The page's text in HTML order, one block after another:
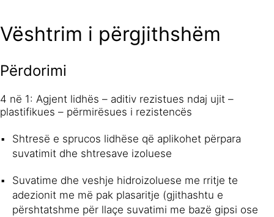
Vështrim i përgjithshëm
Përdorimi
4 në 1: Agjent lidhës – aditiv rezistues ndaj ujit –
plastifikues – përmirësues i rezistencës
Shtresë e sprucos lidhëse që aplikohet përpara
suvatimit dhe shtresave izoluese
Suvatime dhe veshje hidroizoluese me rritje te
adezionit me më pak plasaritje (gjithashtu e
përshtatshme për llaçe suvatimi me bazë gipsi ose